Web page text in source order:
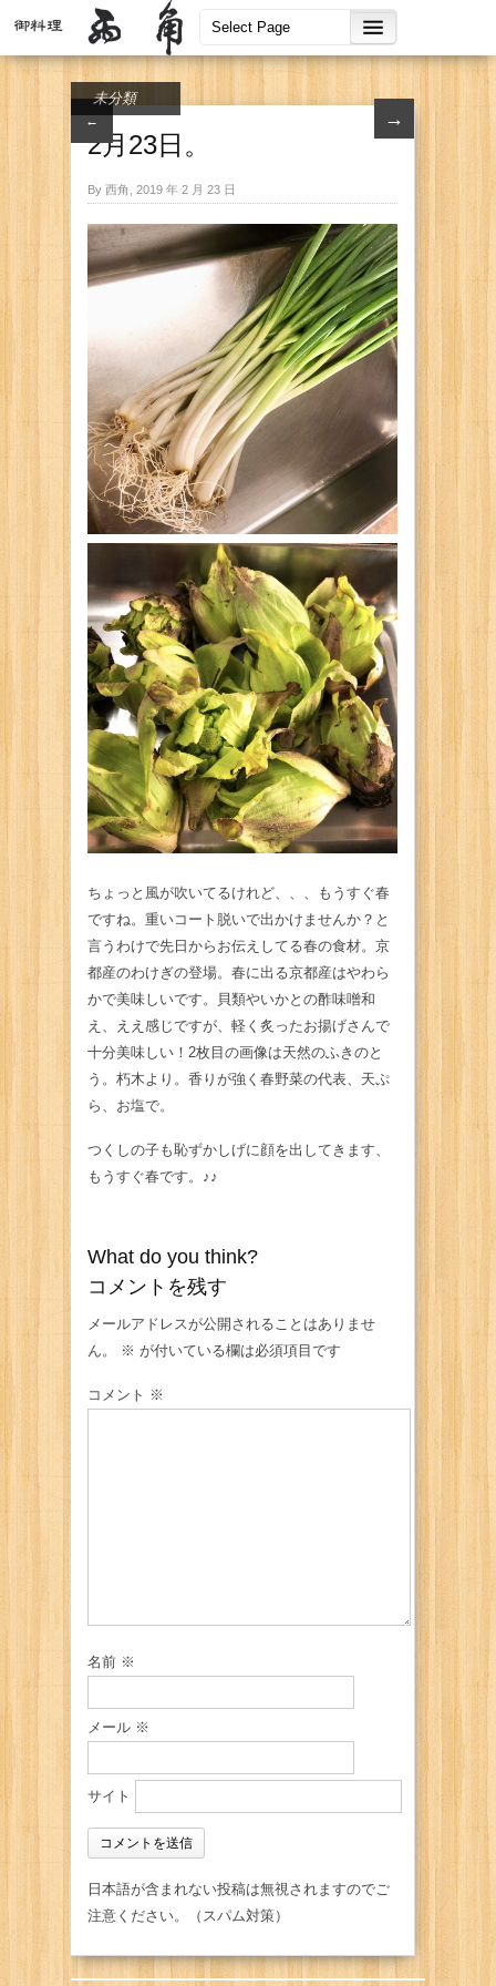
← →
未分類
2月23日。
By 西角, 2019 年 2 月 23 日
ちょっと風が吹いてるけれど、、、もうすぐ春
ですね。重いコート脱いで出かけませんか？と
言うわけで先日からお伝えしてる春の食材。京
都産のわけぎの登場。春に出る京都産はやわら
かで美味しいです。貝類やいかとの酢味噌和
え、ええ感じですが、軽く炙ったお揚げさんで
十分美味しい！2枚目の画像は天然のふきのと
う。朽木より。香りが強く春野菜の代表、天ぷ
ら、お塩で。
つくしの子も恥ずかしげに顔を出してきます、
もうすぐ春です。♪♪
What do you think?
コメントを残す
メールアドレスが公開されることはありませ
ん。
※ が付いている欄は必須項目です
コメント ※
名前 ※
メール ※
サイト
日本語が含まれない投稿は無視されますのでご
注意ください。（スパム対策）